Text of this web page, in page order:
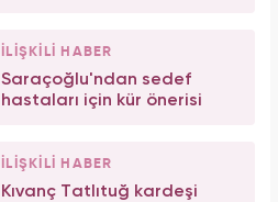
İLİŞKİLİ HABER
Saraçoğlu'ndan sedef
hastaları için kür önerisi
İLİŞKİLİ HABER
Kıvanç Tatlıtuğ kardeşi